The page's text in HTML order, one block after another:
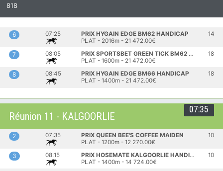
818
6 07:25
PRIX HYGAIN EDGE BM62 HANDICAP
PLAT - 2016m - 21 472.00€
14
7 08:05
PRIX SPORTSBET GREEN TICK BM62 HANDICAP
PLAT - 1600m - 21 472.00€
18
8 08:45
PRIX HYGAIN EDGE BM66 HANDICAP
PLAT - 1400m - 21 472.00€
18
07:35
Réunion 11 - KALGOORLIE
2 07:35
PRIX QUEEN BEE'S COFFEE MAIDEN
PLAT - 1200m - 12 270.00€
10
3 08:15
PRIX HOSEMATE KALGOORLIE HANDICAP
PLAT - 1400m - 14 724.00€
10